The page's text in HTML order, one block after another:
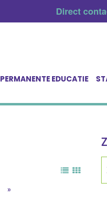
Direct
PERMANENTE EDUCATIE
»